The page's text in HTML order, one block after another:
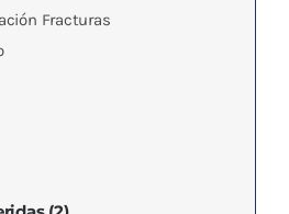
Fracturas